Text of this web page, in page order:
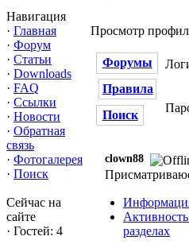
Навигация
· Главная
· Форум
· Статьи
· Downloads
· FAQ
· Ссылки
· Новости
· Обратная
связь
· Фотогалерея
· Поиск
Сейчас на
сайте
· Гостей: 4
Просмотр
Форумы
Правила
Поиск
clown88
разделах